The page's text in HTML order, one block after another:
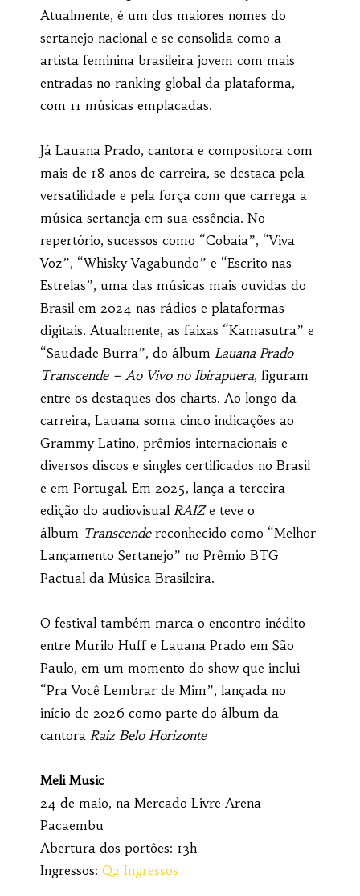
Atualmente, é um dos maiores nomes do
sertanejo nacional e se consolida como a
artista feminina brasileira jovem com mais
entradas no ranking global da plataforma,
com 11 músicas emplacadas.
Já Lauana Prado, cantora e compositora com
mais de 18 anos de carreira, se destaca pela
versatilidade e pela força com que carrega a
música sertaneja em sua essência. No
repertório, sucessos como “Cobaia”, “Viva
Voz”, “Whisky Vagabundo” e “Escrito nas
Estrelas”, uma das músicas mais ouvidas do
Brasil em 2024 nas rádios e plataformas
digitais. Atualmente, as faixas “Kamasutra” e
“Saudade Burra”, do álbum Lauana Prado
Transcende – Ao Vivo no Ibirapuera, figuram
entre os destaques dos charts. Ao longo da
carreira, Lauana soma cinco indicações ao
Grammy Latino, prêmios internacionais e
diversos discos e singles certificados no Brasil
e em Portugal. Em 2025, lança a terceira
edição do audiovisual RAIZe teve o
álbum Transcendereconhecido como “Melhor
Lançamento Sertanejo” no Prêmio BTG
Pactual da Música Brasileira.
O festival também marca o encontro inédito
entre Murilo Huff e Lauana Prado em São
Paulo, em um momento do show que inclui
“Pra Você Lembrar de Mim”, lançada no
início de 2026 como parte do álbum da
cantora Raiz Belo Horizonte
Meli Music
24 de maio, na Mercado Livre Arena
Pacaembu
Abertura dos portôes: 13h
Ingressos: Q2 Ingressos